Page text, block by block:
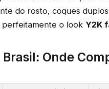
do rosto, coques
perfeitamente o look Y2K
Onde